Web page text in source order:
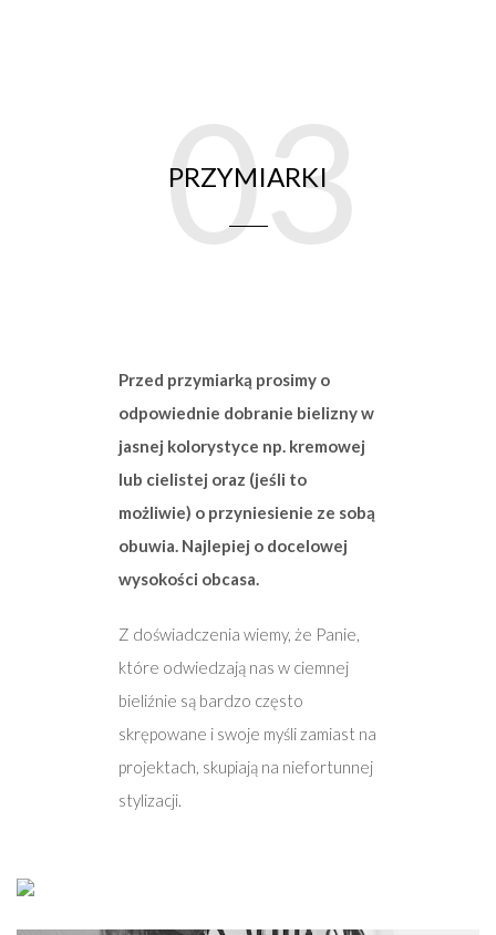
03
PRZYMIARKI
Przed przymiarką prosimy o
odpowiednie dobranie bielizny w
jasnej kolorystyce np. kremowej
lub cielistej oraz (jeśli to
możliwie) o przyniesienie ze sobą
obuwia. Najlepiej o docelowej
wysokości obcasa.
Z doświadczenia wiemy, że Panie,
które odwiedzają nas w ciemnej
bieliźnie są bardzo często
skrępowane i swoje myśli zamiast na
projektach, skupiają na niefortunnej
stylizacji.